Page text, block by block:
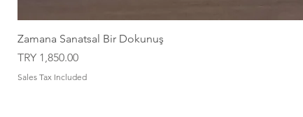
Zamana Sanatsal Bir Dokunuş
Price
TRY 1,850.00
Sales Tax Included